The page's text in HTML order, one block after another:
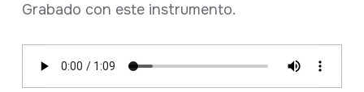
Grabado con este instrumento.